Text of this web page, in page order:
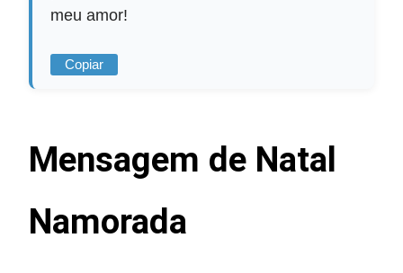
meu amor!
Copiar
Mensagem de Natal
Namorada